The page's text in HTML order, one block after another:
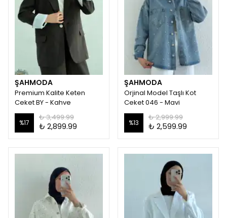
ŞAHMODA
Premium Kalite Keten
Ceket BY - Kahve
%17
₺ 3,499.99
₺ 2,899.99
ŞAHMODA
Orjinal Model Taşlı Kot
Ceket 046 - Mavi
%13
₺ 2,999.99
₺ 2,599.99